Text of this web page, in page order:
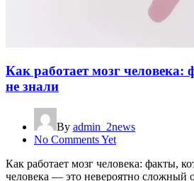
Как работает мозг
не знали
By admin_2news
No Comments Yet
Как работает мозг человека: факты,
человека — это невероятно сложный